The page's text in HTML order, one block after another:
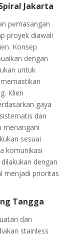
Jakarta
pemasangan
proyek diawali
Konsep
dengan
untuk
Klien
gaya
dan
menangani
sesuai
komunikasi
dengan
menjadi prioritas
Tangga
dan
stainless